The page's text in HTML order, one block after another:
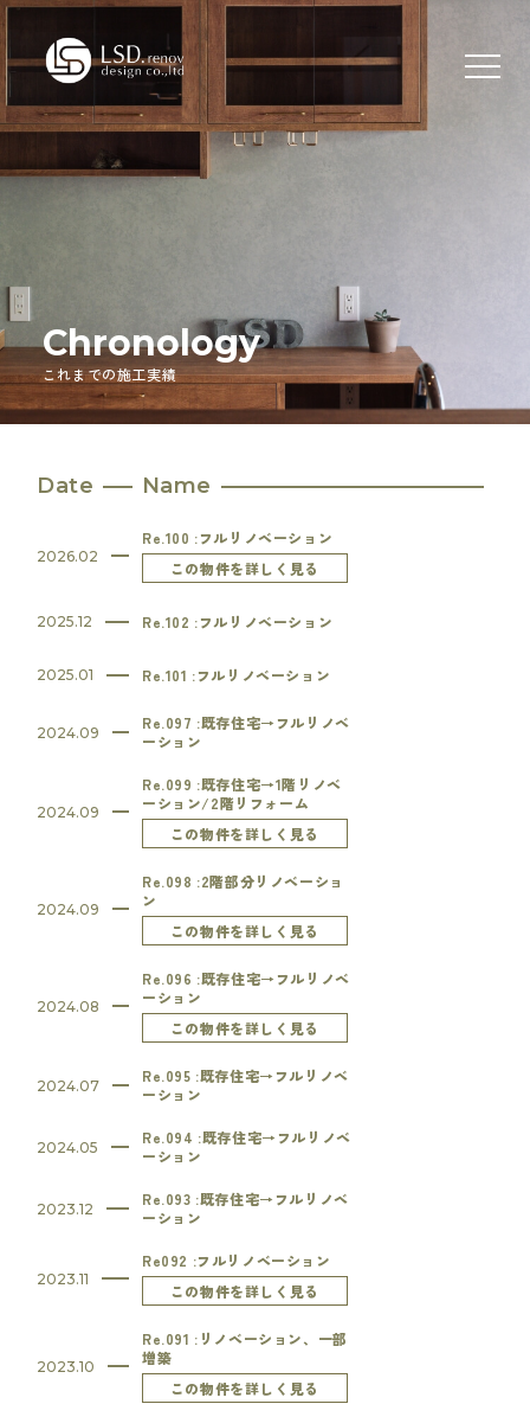
Chronology
これまでの施工実績
Date Name
2026.02
Re.100 :フルリノベーション
この物件を詳しく見る
2025.12 Re.102 :フルリノベーション
2025.01 Re.101 :フルリノベーション
2024.09
Re.097 :既存住宅→フルリノベ
ーション
2024.09
Re.099 :既存住宅→1階リノベ
ーション/2階リフォーム
この物件を詳しく見る
2024.09
Re.098 :2階部分リノベーショ
ン
この物件を詳しく見る
2024.08
Re.096 :既存住宅→フルリノベ
ーション
この物件を詳しく見る
2024.07
Re.095 :既存住宅→フルリノベ
ーション
2024.05
Re.094 :既存住宅→フルリノベ
ーション
2023.12
Re.093 :既存住宅→フルリノベ
ーション
2023.11
Re092 :フルリノベーション
この物件を詳しく見る
2023.10
Re.091 :リノベーション、一部
増築
この物件を詳しく見る